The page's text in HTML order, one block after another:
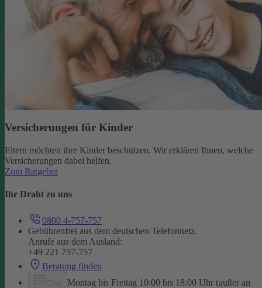
Versicherungen für Kinder
Eltern möchten ihre Kinder beschützen. Wir erklären Ihnen, welche
Versicherungen dabei helfen.
Zum Ratgeber
Ihr Draht zu uns
0800 4-757-757
Gebührenfrei aus dem deutschen Telefonnetz.
Anrufe aus dem Ausland:
+49 221 757-757
Beratung finden
Montag bis Freitag 10:00 bis 18:00 Uhr (außer an